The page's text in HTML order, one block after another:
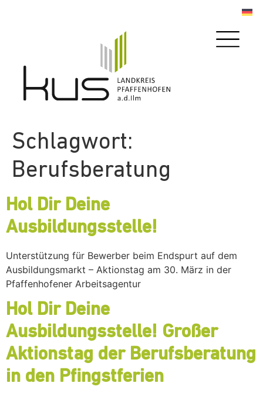
Schlagwort:
Berufsberatung
Hol Dir Deine
Ausbildungsstelle!
Unterstützung für Bewerber beim Endspurt auf dem
Ausbildungsmarkt – Aktionstag am 30. März in der
Pfaffenhofener Arbeitsagentur
Hol Dir Deine
Ausbildungsstelle! Großer
Aktionstag der Berufsberatung
in den Pfingstferien